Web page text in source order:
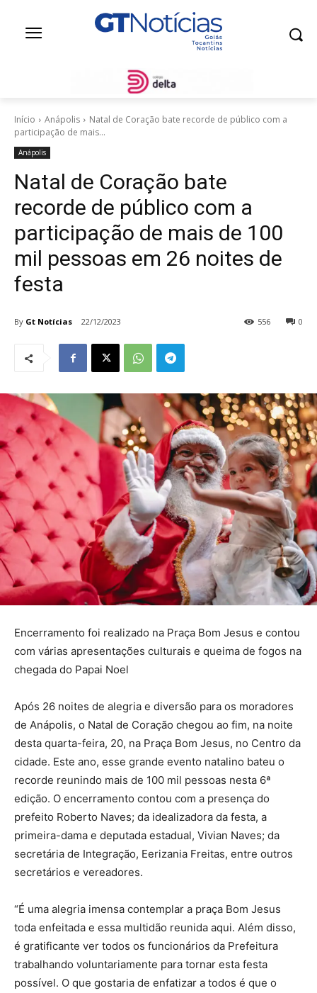
Início Anápolis
Natal de Coração bate recorde de público com a
participação de mais...
Anápolis
Natal de Coração bate
recorde de público com a
participação de mais de 100
mil pessoas em 26 noites de
festa
By Gt Notícias 22/12/2023 0
556
Encerramento foi realizado na Praça Bom Jesus e contou
com várias apresentações culturais e queima de fogos na
chegada do Papai Noel
Após 26 noites de alegria e diversão para os moradores
de Anápolis, o Natal de Coração chegou ao fim, na noite
desta quarta-feira, 20, na Praça Bom Jesus, no Centro da
cidade. Este ano, esse grande evento natalino bateu o
recorde reunindo mais de 100 mil pessoas nesta 6ª
edição. O encerramento contou com a presença do
prefeito Roberto Naves; da idealizadora da festa, a
primeira-dama e deputada estadual, Vivian Naves; da
secretária de Integração, Eerizania Freitas, entre outros
secretários e vereadores.
“É uma alegria imensa contemplar a praça Bom Jesus
toda enfeitada e essa multidão reunida aqui. Além disso,
é gratificante ver todos os funcionários da Prefeitura
trabalhando voluntariamente para tornar esta festa
possível. O que gostaria de enfatizar a todos é que o